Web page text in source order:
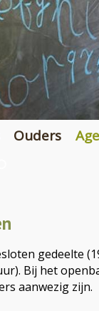
Ouders
gedeelte
Bij het
aanwezig zijn.